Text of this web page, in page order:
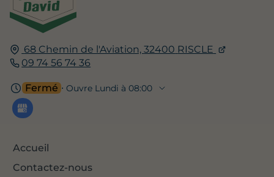
68 Chemin de l'Aviation,32400 RISCLE
09 74 56 74 36
Fermé ⋅ Ouvre Lundi à 08:00
Accueil
Contactez-nous